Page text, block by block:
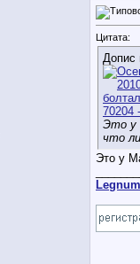
Цитата:
Допис
Это у
что
Это у
Legnum